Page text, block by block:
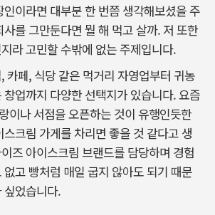
이라면 대부분 한 번쯤 생각해보셨을 주
를 그만둔다면 뭘 해 먹고 살까. 저 또한
라 고민할 수밖에 없는 주제입니다.
카페, 식당 같은 먹거리 자영업부터 귀농
업까지 다양한 선택지가 있습니다. 요즘
이나 서점을 오픈하는 것이 유행인듯한
크림 가게를 차리면 좋을 것 같다고 생
즈 아이스크림 브랜드를 담당하며 경험
고 빵처럼 매일 굽지 않아도 되기 때문
싶었습니다.